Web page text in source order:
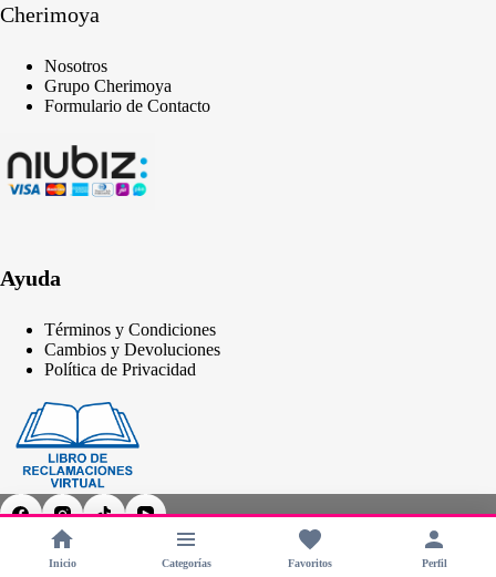
Cherimoya
Nosotros
Grupo Cherimoya
Formulario de Contacto
Ayuda
Términos y Condiciones
Cambios y Devoluciones
Política de Privacidad
Copyright © 2026 - CHERIMOYA Perú
Inicio Categorías Favoritos Perfil